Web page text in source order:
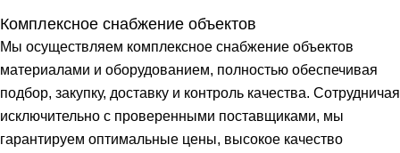
Комплексное снабжение объектов
Мы осуществляем комплексное снабжение объектов
материалами и оборудованием, полностью обеспечивая
подбор, закупку, доставку и контроль качества. Сотрудничая
исключительно с проверенными поставщиками, мы
гарантируем оптимальные цены, высокое качество